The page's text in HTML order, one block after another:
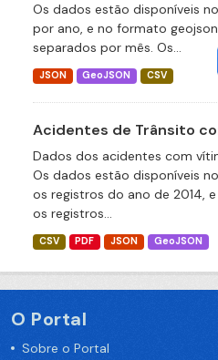
Os dados estão disponíveis
por ano, e no formato
separados por mês. Os...
JSON GeoJSON CSV
Acidentes de Trânsito
Dados dos acidentes com
Os dados estão disponíveis
os registros do ano de 2014,
os registros...
CSV PDF JSON GeoJSON
O Portal
Sobre o Portal